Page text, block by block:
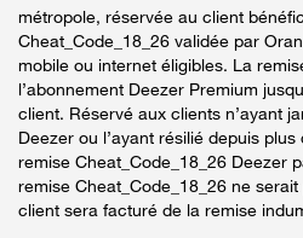
métropole, réservée au client
Cheat_Code_18_26 validée par
mobile ou internet éligibles. La
l’abonnement Deezer Premium
client. Réservé aux clients n’ayant
Deezer ou l’ayant résilié depuis
remise Cheat_Code_18_26 Deezer
remise Cheat_Code_18_26 ne
client sera facturé de la remise